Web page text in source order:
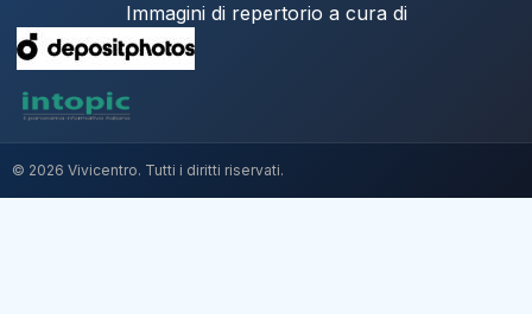
Immagini di repertorio a cura di
© 2026 Vivicentro. Tutti i diritti riservati.